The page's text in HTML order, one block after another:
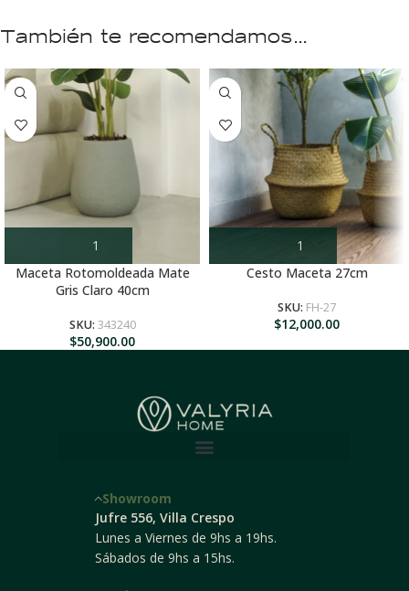
También te recomendamos…
Maceta Rotomoldeada Mate
Gris Claro 40cm
SKU: 343240
$50,900.00
Cesto Maceta 27cm
SKU: FH-27
$12,000.00
Showroom
Jufre 556, Villa Crespo
Lunes a Viernes de 9hs a 19hs.
Sábados de 9hs a 15hs.